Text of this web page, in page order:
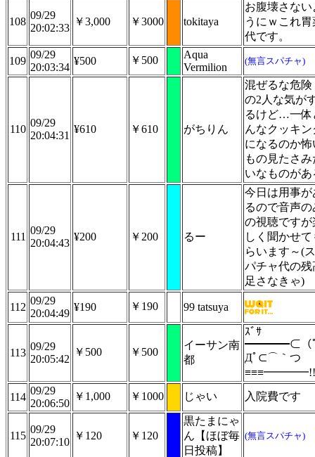
108
09/29
20:02:33
￥3,000 ￥3000 tokitaya
お腹壊さない
うにｗこれ胃
代です。
109
09/29
20:03:34
¥500 ￥500
Aqua
Vermilion
(無言スパチャ)
110
09/29
20:04:31
¥610 ￥610 がちりん
混ぜるな危険
の2人な気が
るけど…一体
んなクッキン
になるのか怖
もの見たさみ
いなものがあ
111
09/29
20:04:43
¥200 ￥200 るー
今日は用事が
るので音声の
の視聴ですが
しく聞かせて
らいます～(ス
パチャ代の残
足さなきゃ)
112
09/29
20:04:49
¥190 ￥190 99 tatsuya
113
09/29
20:05:42
￥500 ￥500
イーサン南
都
ｽﾞｻ
━━━━⊂（
Дﾟ⊂⌒｀つ
≡≡≡━━━━!!
114
09/29
20:06:50
￥1,000 ￥1000 じゃい 入院費です
115
09/29
20:07:10
￥120 ￥120
黒たまにゃ
ん【ほぼ毎
日投稿】
(無言スパチャ)